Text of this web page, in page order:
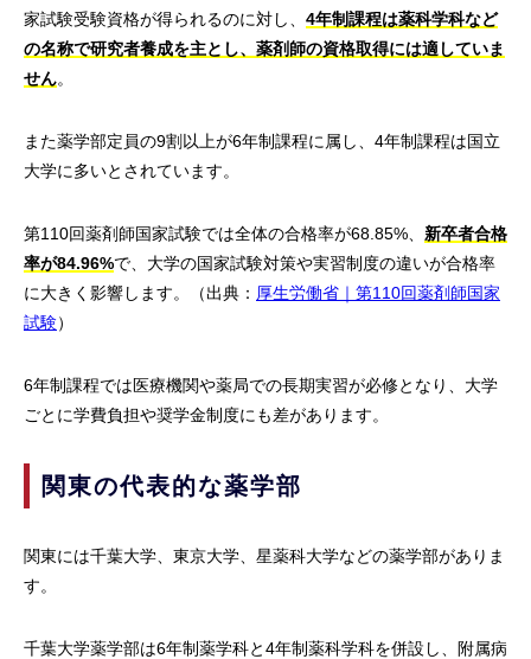
家試験受験資格が得られるのに対し、 4年制課程は薬科学科など
の名称で研究者養成を主とし、薬剤師の資格取得には適していま
せん。
また薬学部定員の9割以上が6年制課程に属し、4年制課程は国立
大学に多いとされています。
第110回薬剤師国家試験では全体の合格率が68.85%、 新卒者合格
率が84.96%で、大学の国家試験対策や実習制度の違いが合格率
に大きく影響します。（出典： 厚生労働省｜第110回薬剤師国家
試験）
6年制課程では医療機関や薬局での長期実習が必修となり、大学
ごとに学費負担や奨学金制度にも差があります。
関東の代表的な薬学部
関東には千葉大学、東京大学、星薬科大学などの薬学部がありま
す。
千葉大学薬学部は6年制薬学科と4年制薬科学科を併設し、附属病